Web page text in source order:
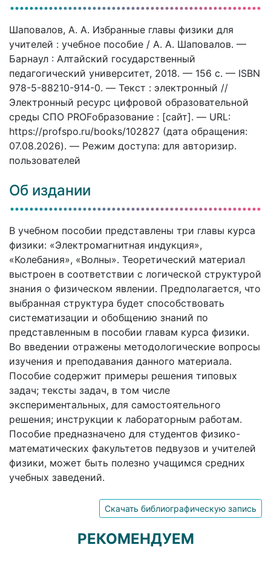
Шаповалов, А. А. Избранные главы физики для
учителей : учебное пособие / А. А. Шаповалов. —
Барнаул : Алтайский государственный
педагогический университет, 2018. — 156 c. — ISBN
978-5-88210-914-0. — Текст : электронный //
Электронный ресурс цифровой образовательной
среды СПО PROFобразование : [сайт]. — URL:
https://profspo.ru/books/102827 (дата обращения:
07.08.2026). — Режим доступа: для авторизир.
пользователей
Об издании
В учебном пособии представлены три главы курса
физики: «Электромагнитная индукция»,
«Колебания», «Волны». Теоретический материал
выстроен в соответствии с логической структурой
знания о физическом явлении. Предполагается, что
выбранная структура будет способствовать
систематизации и обобщению знаний по
представленным в пособии главам курса физики.
Во введении отражены методологические вопросы
изучения и преподавания данного материала.
Пособие содержит примеры решения типовых
задач; тексты задач, в том числе
экспериментальных, для самостоятельного
решения; инструкции к лабораторным работам.
Пособие предназначено для студентов физико-
математических факультетов педвузов и учителей
физики, может быть полезно учащимся средних
учебных заведений.
Скачать библиографическую запись
РЕКОМЕНДУЕМ